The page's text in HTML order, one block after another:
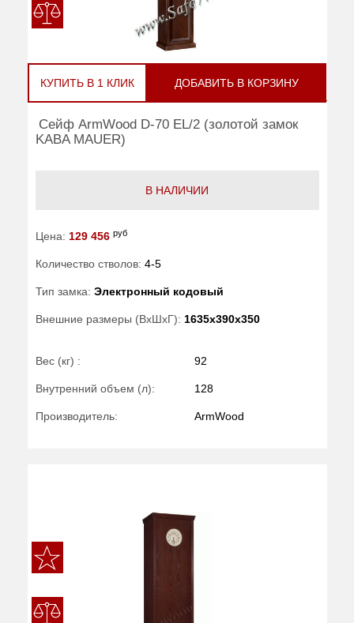
КУПИТЬ В 1 КЛИК ДОБАВИТЬ В КОРЗИНУ
Сейф ArmWood D-70 EL/2 (золотой замок
KABA MAUER)
В НАЛИЧИИ
Цена: 129 456 руб
Количество стволов: 4-5
Тип замка: Электронный кодовый
Внешние размеры (ВхШхГ): 1635x390x350
Вес (кг) : 92
Внутренний объем (л): 128
Производитель: ArmWood